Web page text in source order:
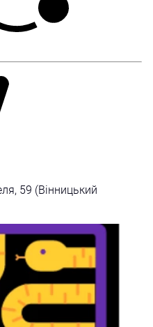
59 (Вінницький